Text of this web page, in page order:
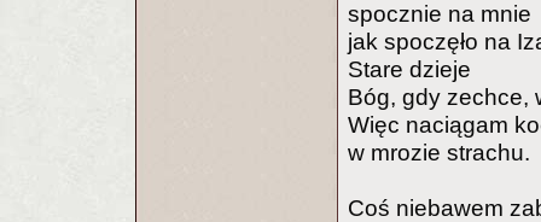
spocznie na mnie
jak spoczęło na
Stare dzieje
Bóg, gdy zechce,
Więc naciągam
w mrozie strachu.
Coś niebawem